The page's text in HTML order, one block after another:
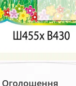
Оголошення